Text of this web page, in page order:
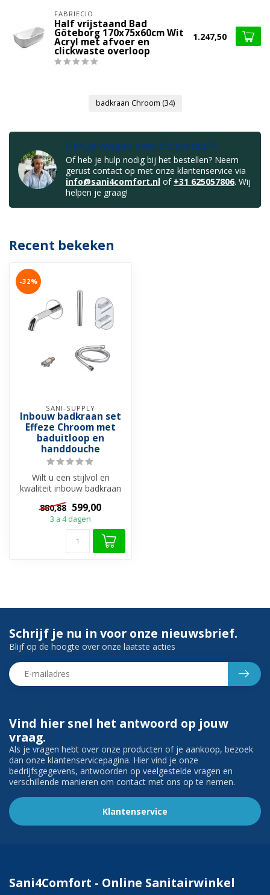
FABRIECIO
Half vrijstaand Bad
Göteborg 170x75x60cm Wit
Acryl met afvoer en
clickwaste overloop
1.247,50
badkraan Chroom (34)
Heb je vragen over dit product?
Of heb je hulp nodig bij het bestellen? Neem
gerust contact op met onze klantenservice via
info@sani4comfort.nl of +31 625057806. Wij
helpen je graag!
Recent bekeken
-32%
SANI-SUPPLY
Inbouw badkraan set
Effeze Chroom met
baduitloop en
handdouche
Wilt u een stijlvol en
kwaliteit inbouw badkraan
set voor een betaalbaar
prijs? ...
880,88 599,00
3 a 4 dagen
Vind hier snel het antwoord op jouw
vraag.
Als je vragen hebt over onze producten of je aankoop, bezoek
dan onze klantenservicepagina. Hier vind je onze
bedrijfsgegevens, antwoorden op veelgestelde vragen en
verschillende manieren om contact met ons op te nemen.
Klantenservice
Schrijf je nu in voor onze nieuwsbrief.
Blijf op de hoogte over onze laatste acties
Sani4Comfort - Online Sanitairwinkel